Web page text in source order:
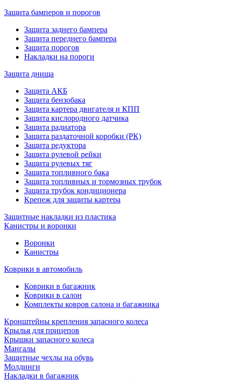
Защита бамперов и порогов
Защита заднего бампера
Защита переднего бампера
Защита порогов
Накладки на пороги
Защита днища
Защита АКБ
Защита бензобака
Защита картера двигателя и КПП
Защита кислородного датчика
Защита радиатора
Защита раздаточной коробки (РК)
Защита редуктора
Защита рулевой рейки
Защита рулевых тяг
Защита топливного бака
Защита топливных и тормозных трубок
Защита трубок кондиционера
Крепеж для защиты картера
Защитные накладки из пластика
Канистры и воронки
Воронки
Канистры
Коврики в автомобиль
Коврики в багажник
Коврики в салон
Комплекты ковров салона и багажника
Кронштейны крепления запасного колеса
Крылья для прицепов
Крышки запасного колеса
Мангалы
Защитные чехлы на обувь
Молдинги
Накладки в багажник